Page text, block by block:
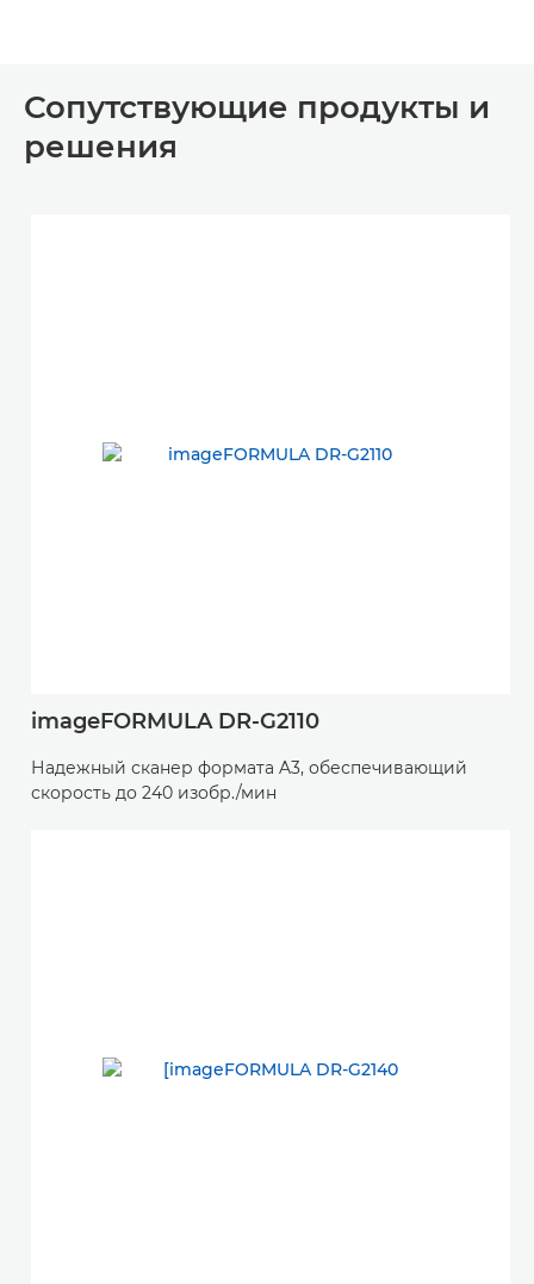
Сопутствующие продукты и
решения
imageFORMULA DR-G2110
Надежный сканер формата A3, обеспечивающий
скорость до 240 изобр./мин